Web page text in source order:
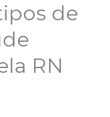
de
RN